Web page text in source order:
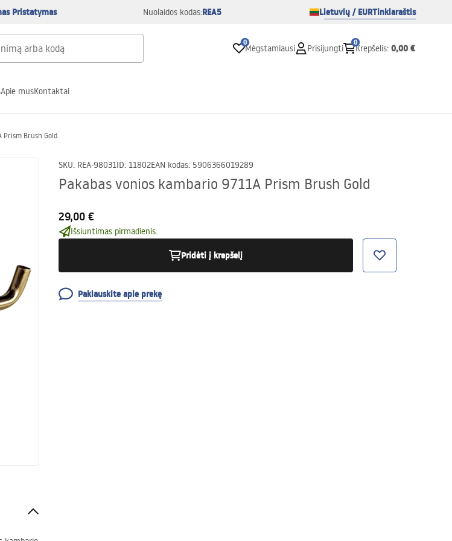
Pristatymas Nuolaidos kodas:REA5 Lietuvių / EURTinklaraštis
0
Mėgstamiausi Prisijungti
0
Krepšelis: 0,00 €
Apie musKontaktai
Prism Brush Gold
SKU: REA-98031ID: 11802EAN kodas: 5906366019289
Pakabas vonios kambario 9711A Prism Brush Gold
29,00 €
Išsiuntimas pirmadienis.
Pridėti į krepšelį
Paklauskite apie prekę